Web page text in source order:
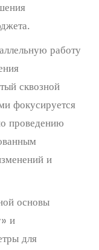
работу
сквозной
фокусируется
проведению
и
основы
и
для